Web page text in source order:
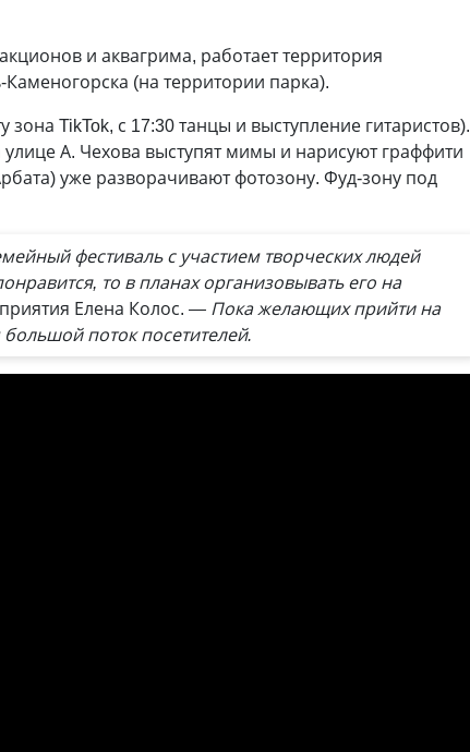
и аквагрима, работает территория
(на территории парка).
TikTok, с 17:30 танцы и выступление гитаристов).
А. Чехова выступят мимы и нарисуют граффити
уже разворачивают фотозону. Фуд-зону под
фестиваль с участием творческих людей
то в планах организовывать его на
Елена Колос. — Пока желающих прийти на
поток посетителей.